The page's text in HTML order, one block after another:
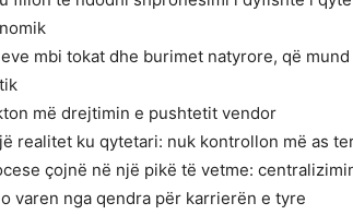
mbi tokat dhe burimet natyrore, që
më drejtimin e pushtetit vendor
realitet ku qytetari: nuk kontrollon më as
çojnë në një pikë të vetme:
varen nga qendra për karrierën e tyre